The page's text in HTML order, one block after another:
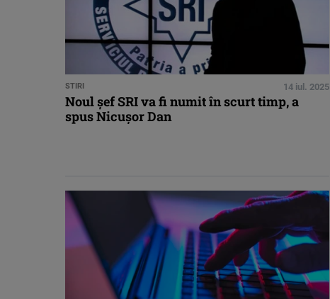
STIRI 14 iul. 2025
Noul şef SRI va fi numit în scurt timp, a
spus Nicușor Dan